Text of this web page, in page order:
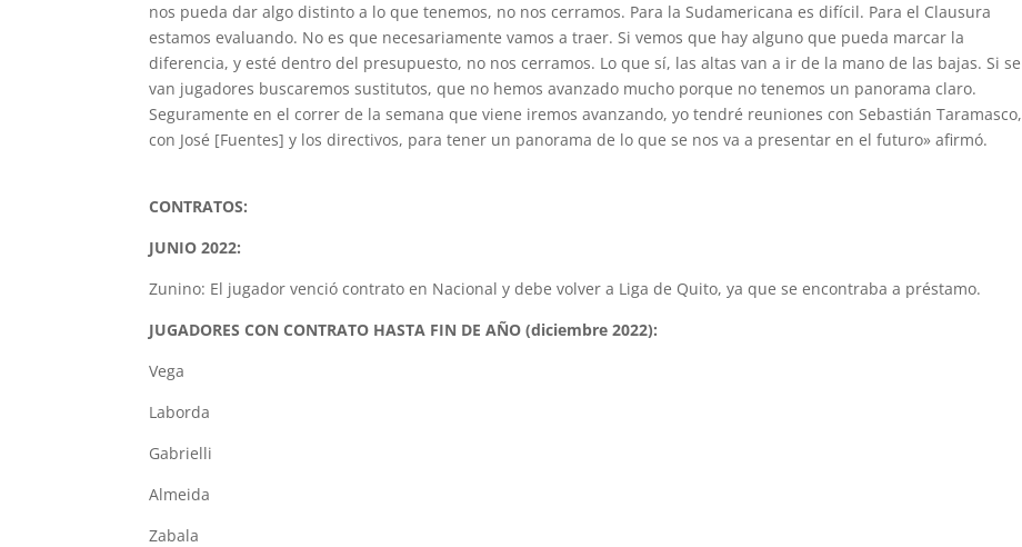
nos pueda dar algo distinto a lo que tenemos, no nos cerramos. Para la Sudamericana es difícil. Para el Clausura
estamos evaluando. No es que necesariamente vamos a traer. Si vemos que hay alguno que pueda marcar la
diferencia, y esté dentro del presupuesto, no nos cerramos. Lo que sí, las altas van a ir de la mano de las bajas. Si se
van jugadores buscaremos sustitutos, que no hemos avanzado mucho porque no tenemos un panorama claro.
Seguramente en el correr de la semana que viene iremos avanzando, yo tendré reuniones con Sebastián Taramasco,
con José [Fuentes] y los directivos, para tener un panorama de lo que se nos va a presentar en el futuro» afirmó.
CONTRATOS:
JUNIO 2022:
Zunino: El jugador venció contrato en Nacional y debe volver a Liga de Quito, ya que se encontraba a préstamo.
JUGADORES CON CONTRATO HASTA FIN DE AÑO (diciembre 2022):
Vega
Laborda
Gabrielli
Almeida
Zabala